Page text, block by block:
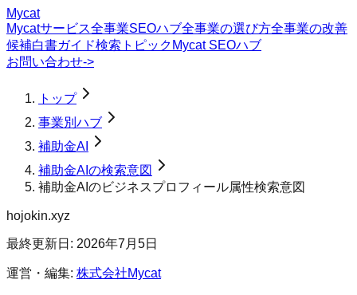
Mycat
Mycatサービス全事業SEOハブ全事業の選び方全事業の改善
候補白書ガイド検索トピック Mycat SEOハブ
お問い合わせ->
トップ
事業別ハブ
補助金AI
補助金AIの検索意図
補助金AIのビジネスプロフィール属性検索意図
hojokin.xyz
最終更新日: 2026年7月5日
運営・編集: 株式会社Mycat